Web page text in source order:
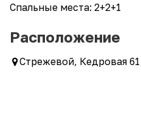
Спальные места: 2+2+1
Расположение
Стрежевой, Кедровая 61